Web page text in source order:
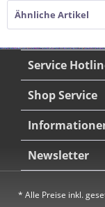
Ähnliche Artikel
Service
Shop Service
Newsletter
* Alle Preise inkl.